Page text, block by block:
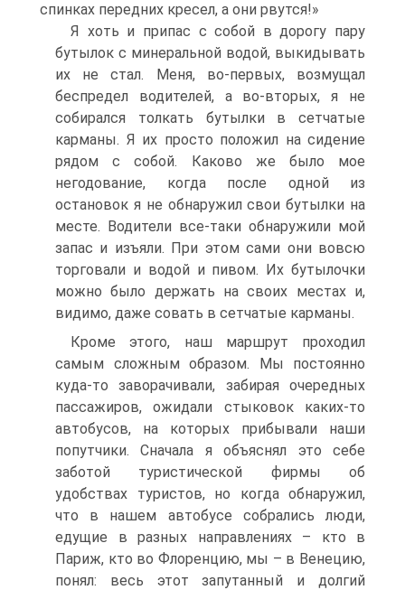
спинках передних кресел, а они рвутся!»
Я хоть и припас с собой в дорогу пару
бутылок с минеральной водой, выкидывать
их не стал. Меня, во-первых, возмущал
беспредел водителей, а во-вторых, я не
собирался толкать бутылки в сетчатые
карманы. Я их просто положил на сидение
рядом с собой. Каково же было мое
негодование, когда после одной из
остановок я не обнаружил свои бутылки на
месте. Водители все-таки обнаружили мой
запас и изъяли. При этом сами они вовсю
торговали и водой и пивом. Их бутылочки
можно было держать на своих местах и,
видимо, даже совать в сетчатые карманы.
Кроме этого, наш маршрут проходил
самым сложным образом. Мы постоянно
куда-то заворачивали, забирая очередных
пассажиров, ожидали стыковок каких-то
автобусов, на которых прибывали наши
попутчики. Сначала я объяснял это себе
заботой туристической фирмы об
удобствах туристов, но когда обнаружил,
что в нашем автобусе собрались люди,
едущие в разных направлениях – кто в
Париж, кто во Флоренцию, мы – в Венецию,
понял: весь этот запутанный и долгий